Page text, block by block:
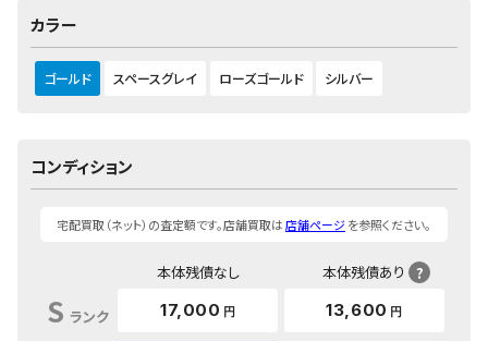
カラー
ゴールド スペースグレイ ローズゴールド シルバー
コンディション
宅配買取（ネット）の査定額です。店舗買取は店舗ページを参照ください。
本体残債なし 本体残債あり ?
S ランク 17,000 円 13,600 円